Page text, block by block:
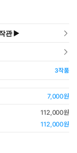
관 ▶
3작품
7,000원
112,000원
112,000원